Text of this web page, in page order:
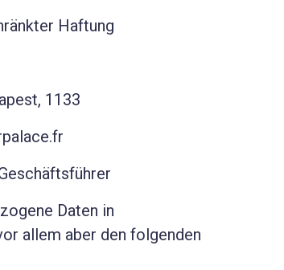
Haftung
1133
Daten in
allem aber den folgenden